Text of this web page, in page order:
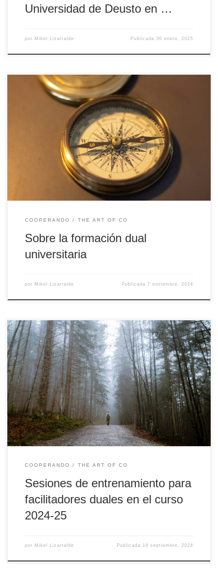
Universidad de Deusto en …
por Mikel Lizarralde Publicada30 enero, 2025
8 años de rigor, calidad y un objetivo claro que nos guía para
capacitar de manera más completa al alumnado. Así vemos y
vivimos la formación dual universitaria. Escribo estas líneas 8 años
después de que comenzáramos a diseñar e implantar titulaciones
duales, tanto de grado como de posgrado, gracias […]
COOPERANDO THE ART OF CO
Sobre la formación dual
universitaria
por Mikel Lizarralde Publicada7 noviembre, 2024
Desde la Escuela para la Facilitación Dual tenemos definidas
cuáles son las competencias que debe tener un buen facilitador
dual y tenemos diseñado un itinerario de entrenamientos
específico para este rol: Recuerda que estas sesiones de
entrenamiento son exclusivas para los colaboradores duales de la
Universidad de Deusto. Si tienes […]
COOPERANDO THE ART OF CO
Sesiones de entrenamiento para
facilitadores duales en el curso
2024-25
por Mikel Lizarralde Publicada 18 septiembre, 2024